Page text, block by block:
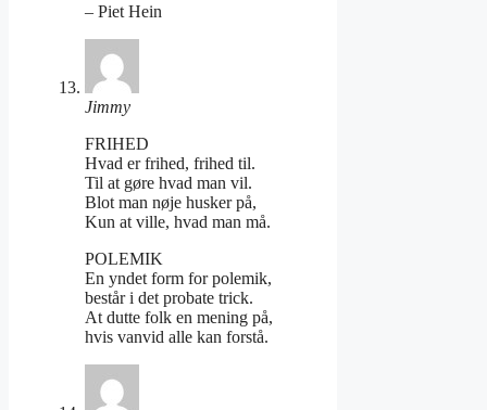
– Piet Hein
Jimmy
FRIHED
Hvad er frihed, frihed til.
Til at gøre hvad man vil.
Blot man nøje husker på,
Kun at ville, hvad man må.
POLEMIK
En yndet form for polemik,
består i det probate trick.
At dutte folk en mening på,
hvis vanvid alle kan forstå.